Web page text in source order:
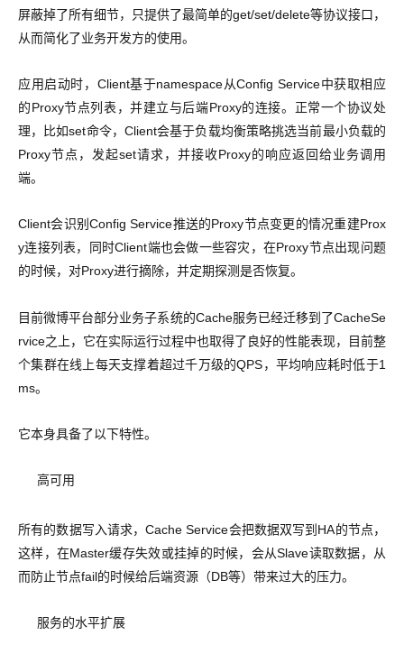
屏蔽掉了所有细节，只提供了最简单的get/set/delete等协议接口，
从而简化了业务开发方的使用。
应用启动时，Client基于namespace从Config Service中获取相应
的Proxy节点列表，并建立与后端Proxy的连接。正常一个协议处
理，比如set命令，Client会基于负载均衡策略挑选当前最小负载的
Proxy节点，发起set请求，并接收Proxy的响应返回给业务调用
端。
Client会识别Config Service推送的Proxy节点变更的情况重建Prox
y连接列表，同时Client端也会做一些容灾，在Proxy节点出现问题
的时候，对Proxy进行摘除，并定期探测是否恢复。
目前微博平台部分业务子系统的Cache服务已经迁移到了CacheSe
rvice之上，它在实际运行过程中也取得了良好的性能表现，目前整
个集群在线上每天支撑着超过千万级的QPS，平均响应耗时低于1
ms。
它本身具备了以下特性。
高可用
所有的数据写入请求，Cache Service会把数据双写到HA的节点，
这样，在Master缓存失效或挂掉的时候，会从Slave读取数据，从
而防止节点fail的时候给后端资源（DB等）带来过大的压力。
服务的水平扩展